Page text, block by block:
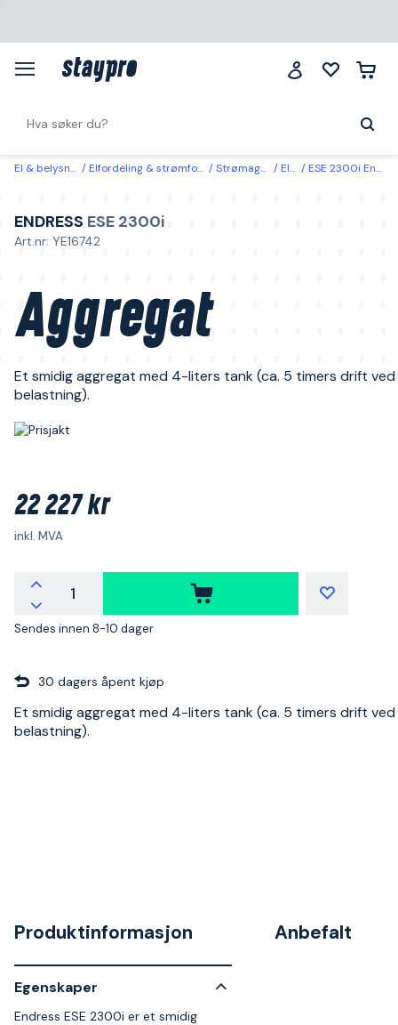
El & belysning Elfordeling & strømforsyning Strømaggregat Elskap ESE 2300i Endress Aggregat
ENDRESS ESE 2300i
Art.nr: YE16742
Aggregat
Et smidig aggregat med 4-liters tank (ca. 5 timers drift ved
belastning).
22 227 kr
inkl. MVA
Sendes innen 8-10 dager
30 dagers åpent kjøp
Et smidig aggregat med 4-liters tank (ca. 5 timers drift ved
belastning).
Produktinformasjon
Egenskaper
Endress ESE 2300i er et smidig
Anbefalt